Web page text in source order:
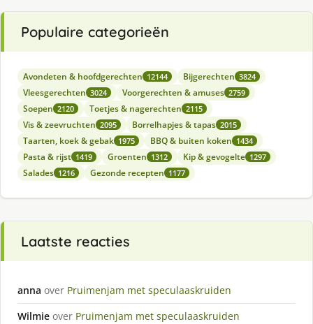
Populaire categorieën
Avondeten & hoofdgerechten 12144 Bijgerechten 3824
Vleesgerechten 3024 Voorgerechten & amuses 2759
Soepen 2120 Toetjes & nagerechten 2115
Vis & zeevruchten 2095 Borrelhapjes & tapas 2015
Taarten, koek & gebak 1975 BBQ & buiten koken 1434
Pasta & rijst 1419 Groenten 1312 Kip & gevogelte 1297
Salades 1216 Gezonde recepten 1177
Laatste reacties
anna over Pruimenjam met speculaaskruiden
Wilmie over Pruimenjam met speculaaskruiden